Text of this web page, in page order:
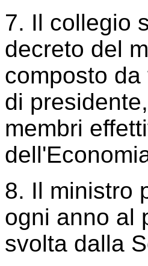
7. Il collegio
decreto del
composto
di
membri
8. Il ministro
ogni anno al
svolta dalla